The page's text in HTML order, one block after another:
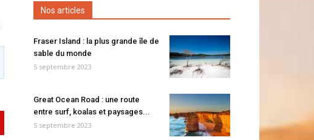
Nos articles
Fraser Island : la plus grande île de
sable du monde
5 septembre 2023
Great Ocean Road : une route
entre surf, koalas et paysages...
5 septembre 2023